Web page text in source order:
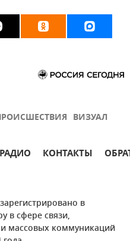
ВИЗУАЛ
РАДИО КОНТАКТЫ
в
в сфере связи,
массовых коммуникаций